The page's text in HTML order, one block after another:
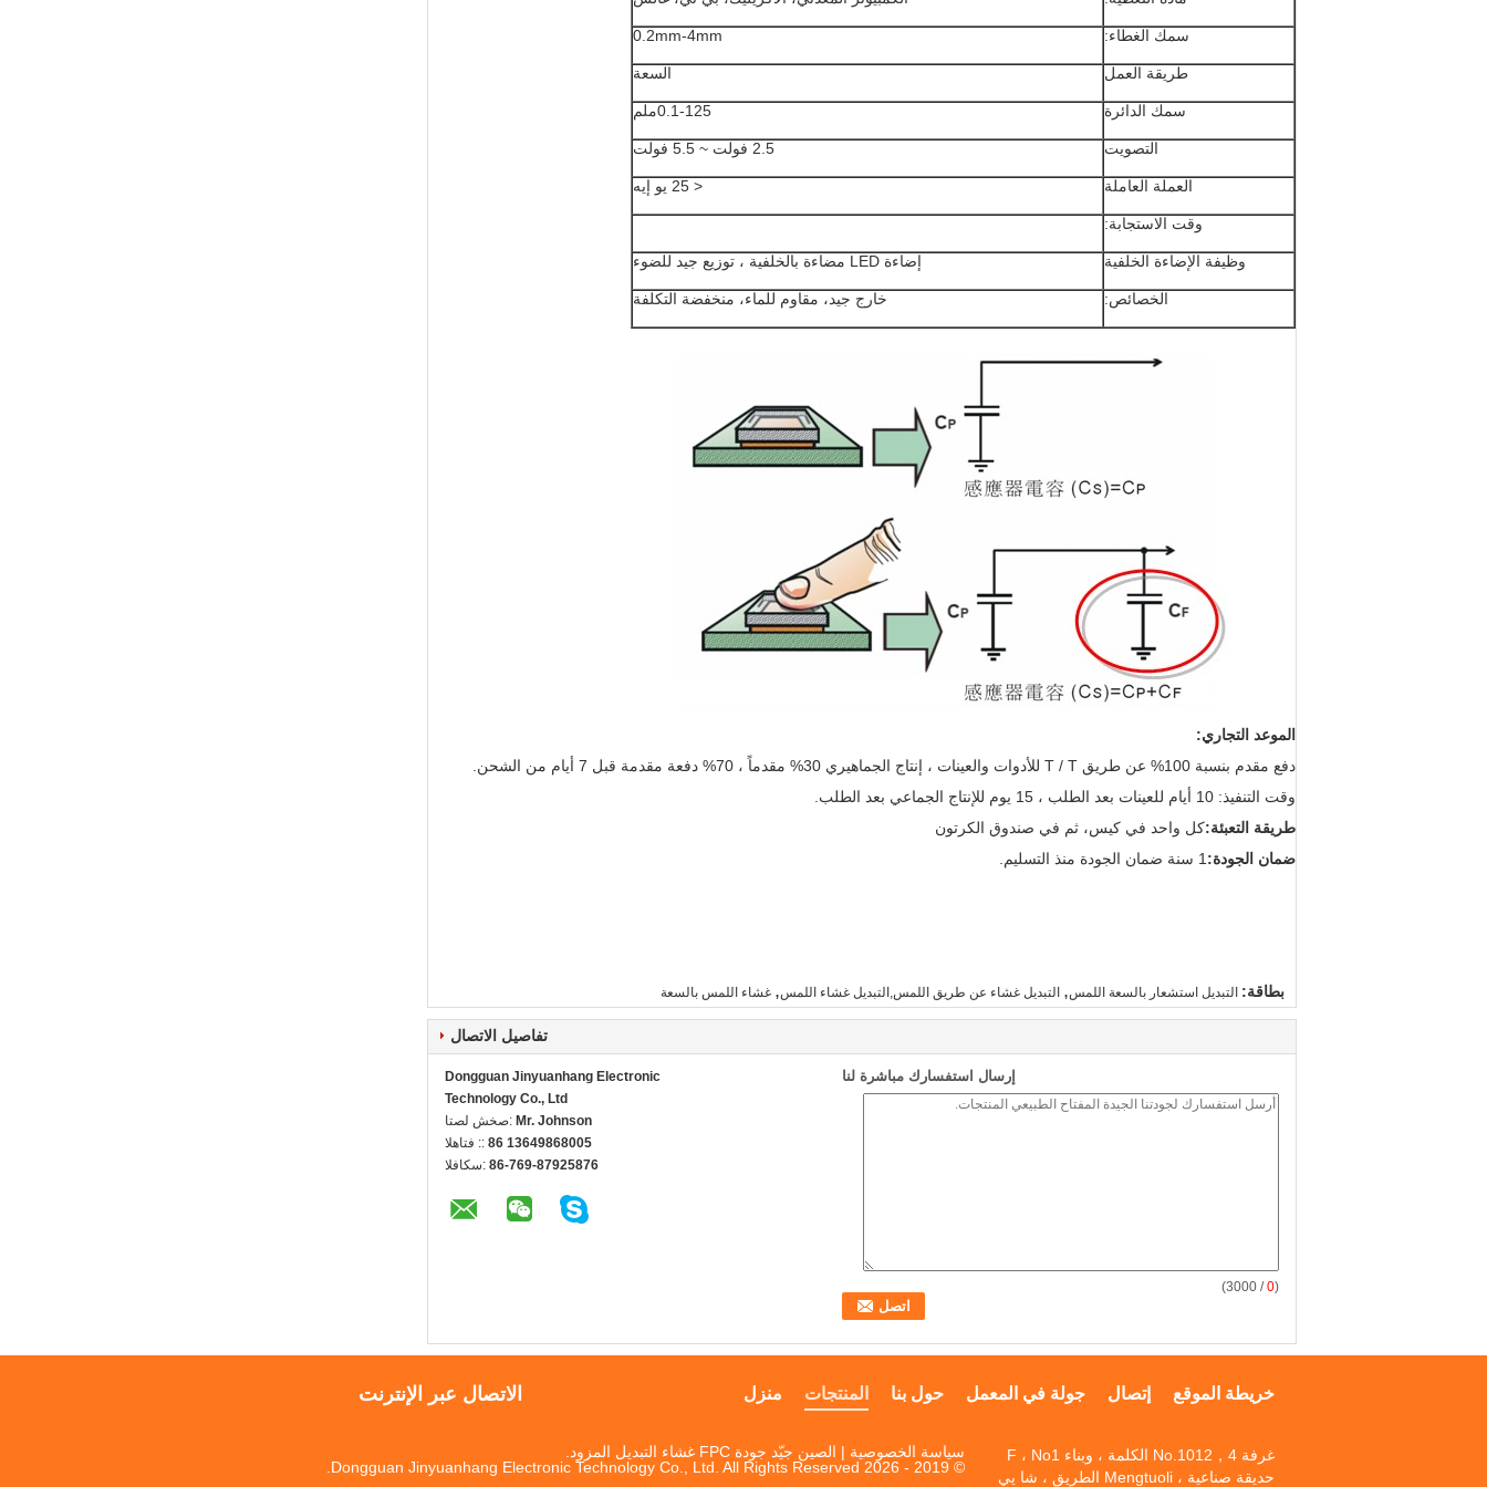
سمك الغطاء: 0.2mm-4mm
طريقة العمل السعة
سمك الدائرة 0.1-125ملم
التصويت 2.5 فولت ~ 5.5 فولت
العملة العاملة < 25 يو إيه
وقت الاستجابة:
وظيفة الإضاءة الخلفية إضاءة LED مضاءة بالخلفية ، توزيع جيد للضوء
الخصائص: خارج جيد، مقاوم للماء، منخفضة التكلفة
الموعد التجاري:
دفع مقدم بنسبة 100% عن طريق T / T للأدوات والعينات ، إنتاج الجماهيري 30% مقدماً ، 70% دفعة مقدمة قبل 7 أيام من الشحن.
وقت التنفيذ: 10 أيام للعينات بعد الطلب ، 15 يوم للإنتاج الجماعي بعد الطلب.
طريقة التعبئة:كل واحد في كيس، ثم في صندوق الكرتون
ضمان الجودة: 1 سنة ضمان الجودة منذ التسليم.
بطاقة: التبديل استشعار بالسعة اللمس, التبديل غشاء عن طريق اللمس,التبديل غشاء اللمس, غشاء اللمس بالسعة
تفاصيل الاتصال
Dongguan Jinyuanhang Electronic
Technology Co., Ltd
اتصل شخص: Mr. Johnson
الهاتف :: 86 13649868005
الفاكس: 86-769-87925876
إرسال استفسارك مباشرة لنا
(
0
/ 3000)
الاتصال عبر الإنترنت خريطة الموقع إتصال جولة في المعمل حول بنا المنتجات منزل
سياسة الخصوصية | الصين جيّد جودة FPC غشاء التبديل المزود.
© 2019 - 2026 Dongguan Jinyuanhang Electronic Technology Co., Ltd. All Rights Reserved.
غرفة No.1012，4 الكلمة ، وبناء F ، No1
حديقة صناعية ، Mengtuoli الطريق ، شا يي